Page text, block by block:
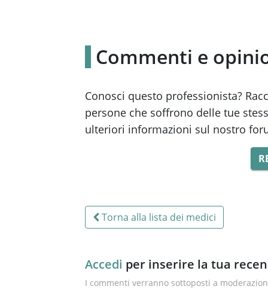
Commenti e
Conosci questo professionista?
persone che soffrono delle tue
ulteriori informazioni sul nostro
Torna alla lista dei medici
Accedi per inserire la tua
I commenti verranno sottoposti a